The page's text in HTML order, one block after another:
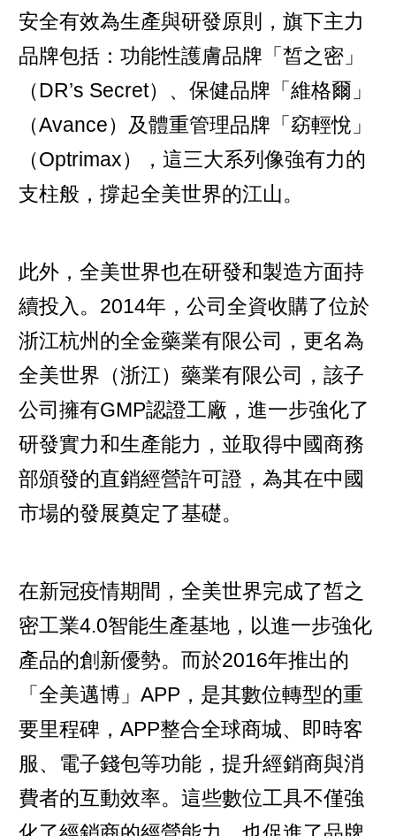
安全有效為生產與研發原則，旗下主力
品牌包括：功能性護膚品牌「皙之密」
（DR’s Secret）、保健品牌「維格爾」
（Avance）及體重管理品牌「窈輕悅」
（Optrimax），這三大系列像強有力的
支柱般，撐起全美世界的江山。
此外，全美世界也在研發和製造方面持
續投入。2014年，公司全資收購了位於
浙江杭州的全金藥業有限公司，更名為
全美世界（浙江）藥業有限公司，該子
公司擁有GMP認證工廠，進一步強化了
研發實力和生產能力，並取得中國商務
部頒發的直銷經營許可證，為其在中國
市場的發展奠定了基礎。
在新冠疫情期間，全美世界完成了皙之
密工業4.0智能生產基地，以進一步強化
產品的創新優勢。而於2016年推出的
「全美邁博」APP，是其數位轉型的重
要里程碑，APP整合全球商城、即時客
服、電子錢包等功能，提升經銷商與消
費者的互動效率。這些數位工具不僅強